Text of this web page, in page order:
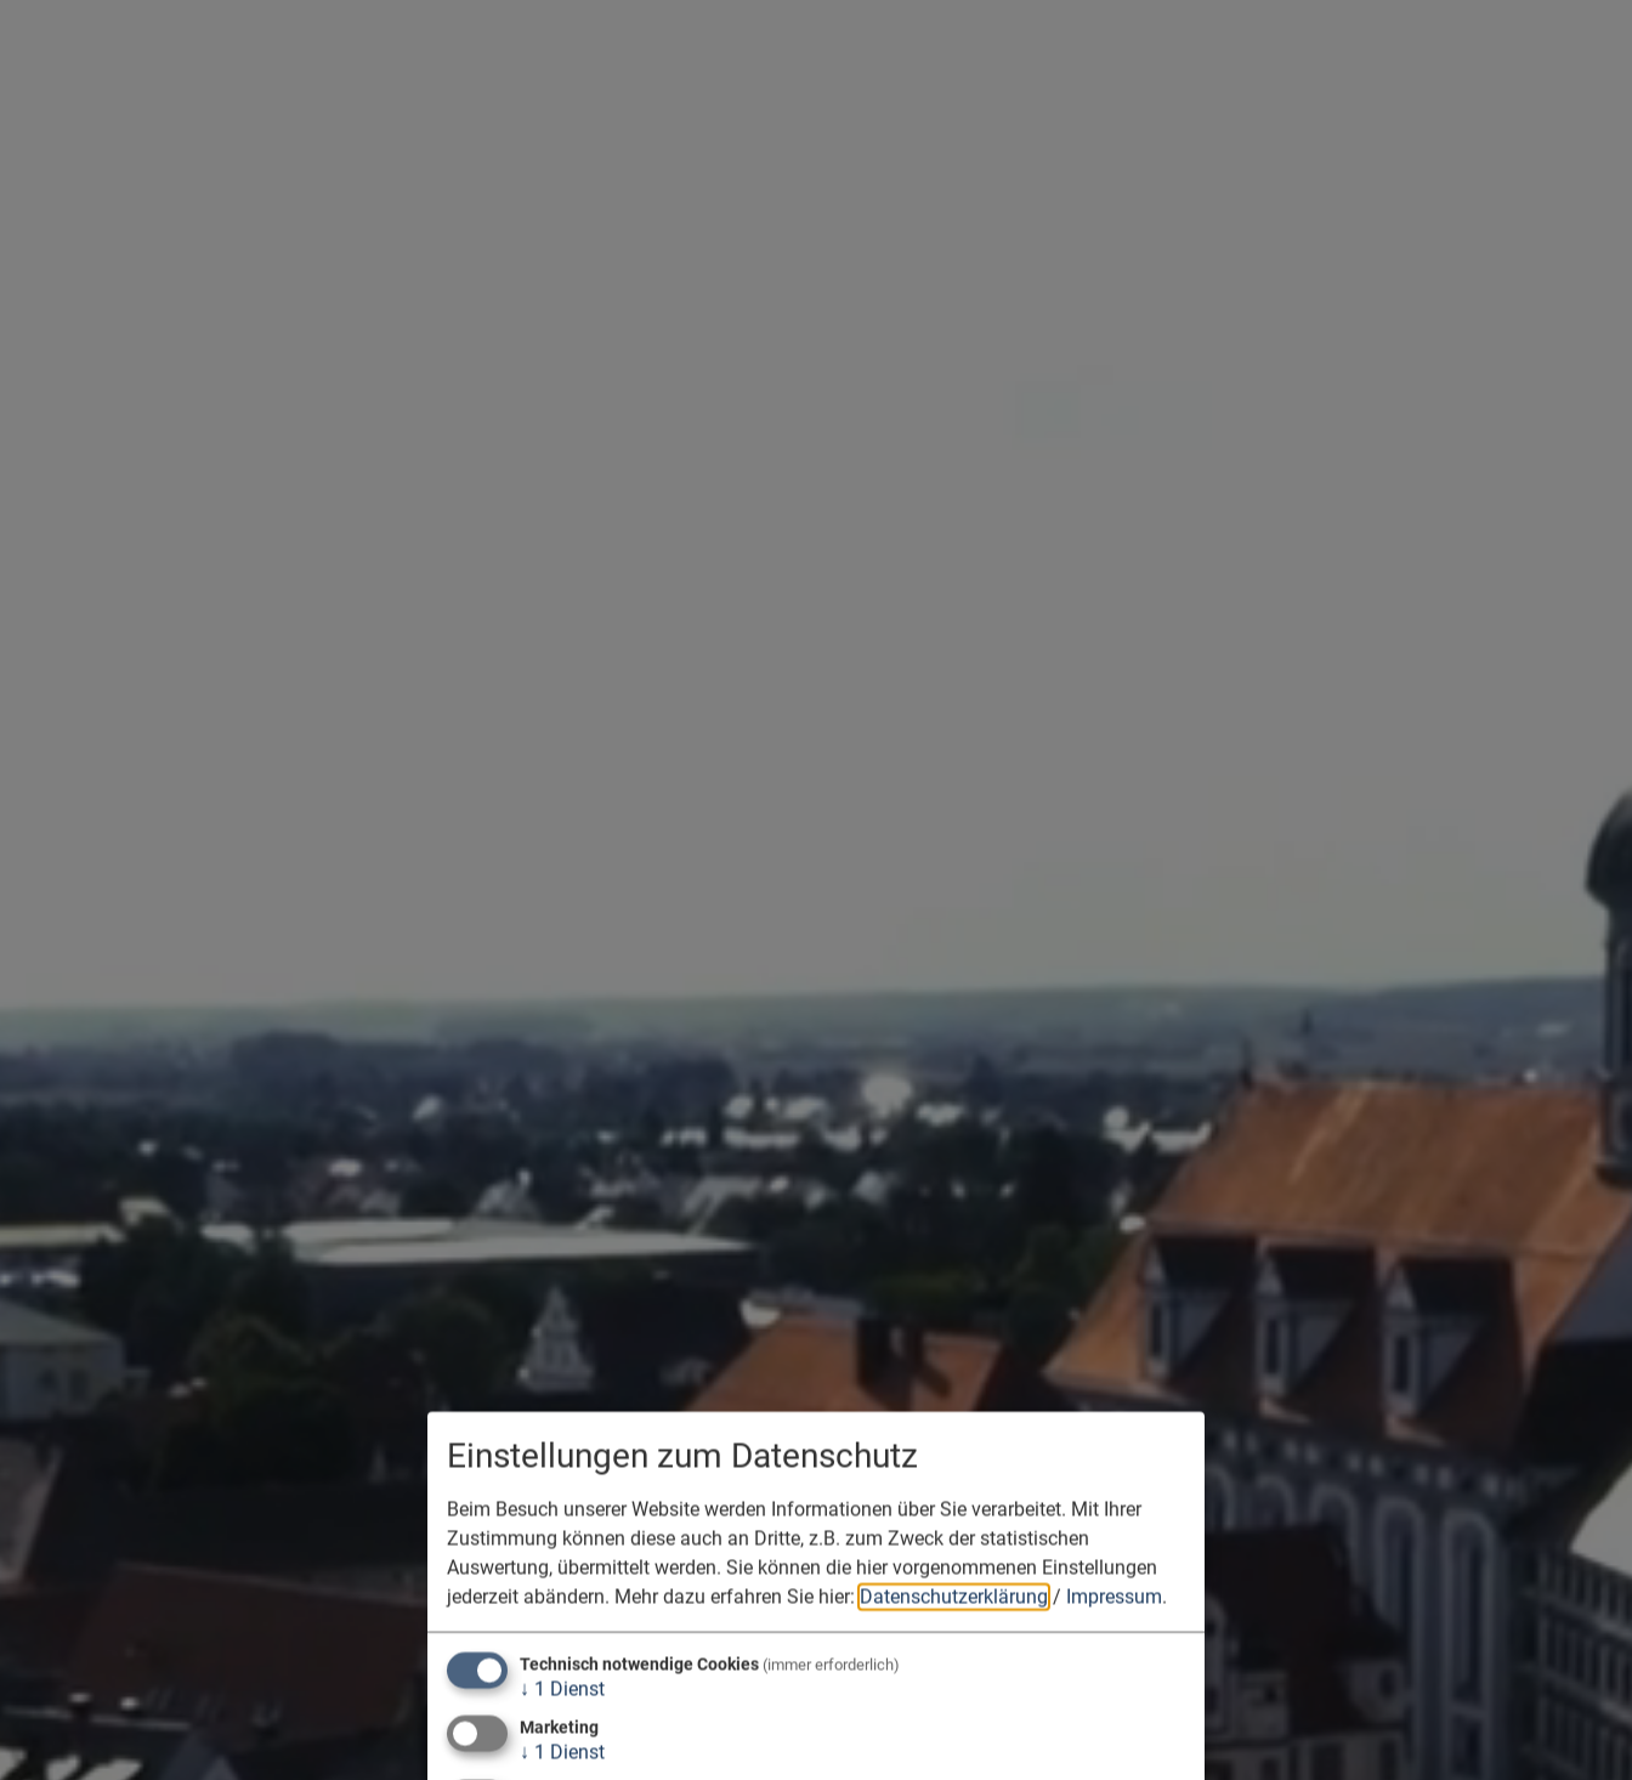
Einstellungen zum Datenschutz
Beim Besuch unserer Website werden Informationen über Sie verarbeitet. Mit Ihrer
Zustimmung können diese auch an Dritte, z.B. zum Zweck der statistischen
Auswertung, übermittelt werden. Sie können die hier vorgenommenen Einstellungen
jederzeit abändern. Mehr dazu erfahren Sie hier: Datenschutzerklärung / Impressum.
Technisch notwendige Cookies (immer erforderlich)
↓ 1 Dienst
Marketing
↓ 1 Dienst